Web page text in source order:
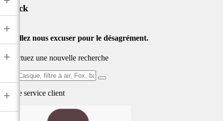
+
+
+
Track
Veuillez nous excuser pour le désagrément.
Effectuez une nouvelle recherche
Ex:
Notre service client